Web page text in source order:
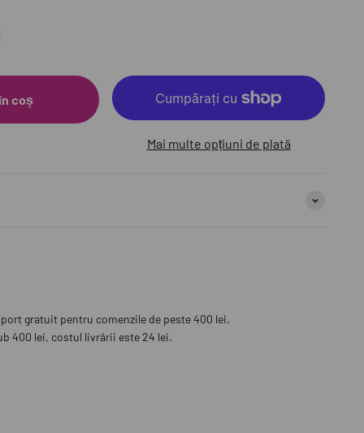
coș
Mai multe opțiuni de plată
gratuit pentru comenzile de peste 400 lei.
400 lei, costul livrării este 24 lei.